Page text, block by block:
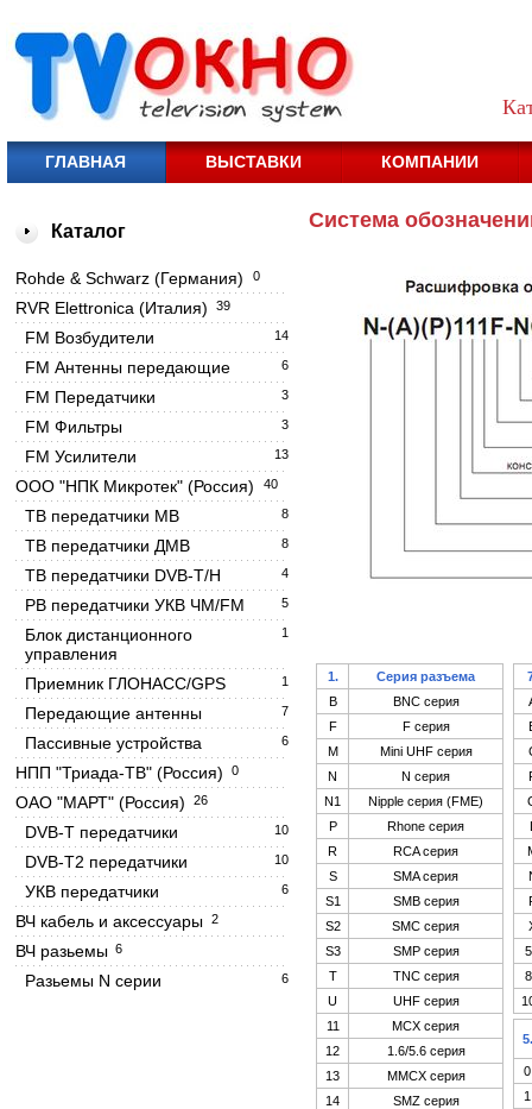
ГЛАВНАЯ ВЫСТАВКИ КОМПАНИИ
Каталог
0
Rohde & Schwarz (Германия)
39
RVR Elettronica (Италия)
14
FM Возбудители
6
FM Антенны передающие
3
FM Передатчики
3
FM Фильтры
13
FM Усилители
40
OOO "НПК Микротек" (Россия)
8
ТВ передатчики МВ
8
ТВ передатчики ДМВ
4
ТВ передатчики DVB-T/H
5
РВ передатчики УКВ ЧМ/FM
1
Блок дистанционного
управления
1
Приемник ГЛОНАСС/GPS
7
Передающие антенны
6
Пассивные устройства
0
НПП "Триада-ТВ" (Россия)
26
ОАО "МАРТ" (Россия)
10
DVB-T передатчики
10
DVB-T2 передатчики
6
УКВ передатчики
2
ВЧ кабель и аксессуары
6
ВЧ разьемы
6
Разьемы N серии
Система
1.
Серия разъема
B
BNC серия
F
F серия
M
Mini UHF серия
N
N серия
N1
Nipple серия (FME)
P
Rhone серия
R
RCA серия
S
SMA серия
S1
SMB серия
S2
SMC серия
S3
SMP серия
T
TNC серия
U
UHF серия
11
MCX серия
12
1.6/5.6 серия
13
MMCX серия
14
SMZ серия
5.
0
1